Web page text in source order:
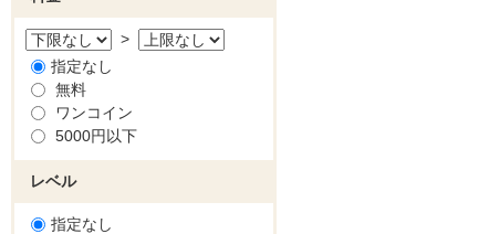
>
指定なし
無料
ワンコイン
5000円以下
レベル
指定なし